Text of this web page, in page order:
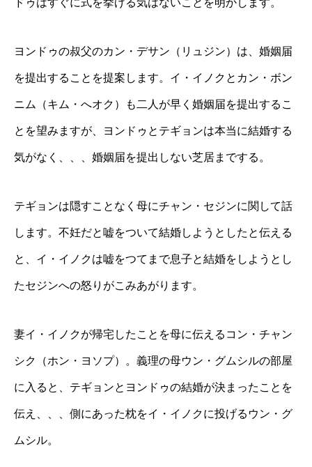
ドゥはすぐに式を挙げる気はないことを明かします。
ヨンドゥの叔父のカン・デサン（リュジン）は、婚姻届
を提出することを提案します。イ・イノクとカン・ボン
ニム（キム・へオク）も二人が早く婚姻届を提出するこ
とを望みますが、ヨンドゥとテギョンは本当に結婚する
気がなく、、、婚姻届を提出しない芝居までする。
テギョンは隠すことなく母にチャン・セジンに関して話
します。不妊だと嘘をついて結婚しようとしたと伝える
と、イ・イノクは嘘をつてまで息子と結婚をしようとし
たセジンへの怒りがこみあがります。
妻イ・イノクが帰宅したことを母に伝えるコン・チャン
シク（ホン・ヨソプ）。義理の母ウン・グムシルの部屋
に入ると、テギョンとヨンドゥの結婚が決まったことを
伝え、、、側にあった枕をイ・イノクに投げるウン・グ
ムシル。